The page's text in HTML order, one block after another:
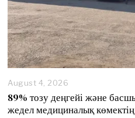
August 4, 2026
89% тозу деңгейі және
жедел медициналық көмектің